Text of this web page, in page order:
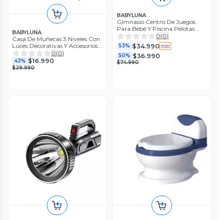
BABYLUNA
Casa De Muñecas 3 Niveles Con
Luces Decorativas Y Accesorios
Celeste
0(0)
43% $16.990
$29.990
BABYLUNA
Gimnasio Centro De Juegos
Para Bebé Y Piscina Pelotas
León
0(0)
53% $34.990
50% $36.990
$74.990